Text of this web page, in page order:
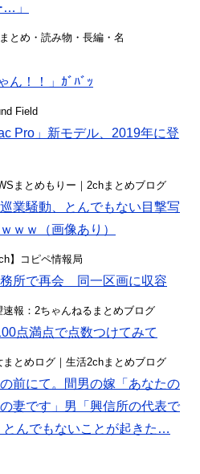
…」
とめ・読み物・長編・名
ん！！」ｶﾞﾊﾞｯ
Field
Pro」新モデル、2019年に登
まとめもりー｜2chまとめブログ
業騒動、とんでもない目撃写
ｗｗ（画像あり）
】コピペ情報局
所で再会 同一区画に収容
報：2ちゃんねるまとめブログ
点満点で点数つけてみて
とめログ｜生活2chまとめブログ
前にて。間男の嫁「あなたの
妻です」男「興信所の代表で
んでもないことが起きた…